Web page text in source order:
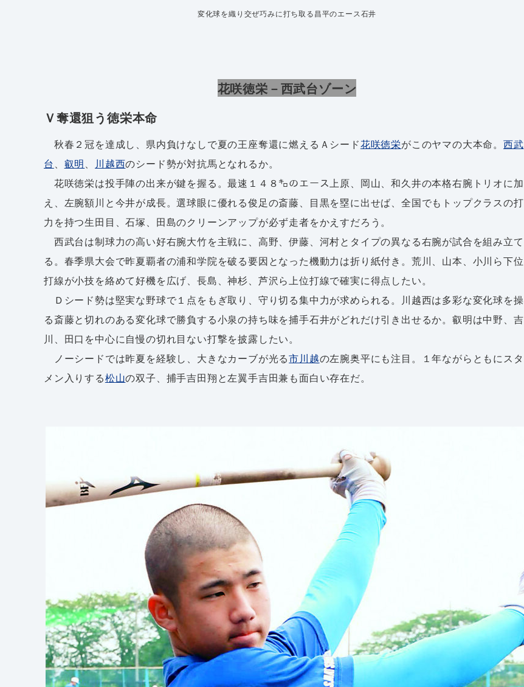
変化球を織り交ぜ巧みに打ち取る昌平のエース石井
花咲徳栄－西武台ゾーン
Ｖ奪還狙う徳栄本命
秋春２冠を達成し、県内負けなしで夏の王座奪還に燃えるＡシード花咲徳栄がこのヤマの大本命。西武
台 、 叡明、 川越西のシード勢が対抗馬となれるか。
花咲徳栄は投手陣の出来が鍵を握る。最速１４８㌔のエース上原、岡山、和久井の本格右腕トリオに加
え、左腕額川と今井が成長。選球眼に優れる俊足の斎藤、目黒を塁に出せば、全国でもトップクラスの打
力を持つ生田目、石塚、田島のクリーンアップが必ず走者をかえすだろう。
西武台は制球力の高い好右腕大竹を主戦に、高野、伊藤、河村とタイプの異なる右腕が試合を組み立て
る。春季県大会で昨夏覇者の浦和学院を破る要因となった機動力は折り紙付き。荒川、山本、小川ら下位
打線が小技を絡めて好機を広げ、長島、神杉、芦沢ら上位打線で確実に得点したい。
Ｄシード勢は堅実な野球で１点をもぎ取り、守り切る集中力が求められる。川越西は多彩な変化球を操
る斎藤と切れのある変化球で勝負する小泉の持ち味を捕手石井がどれだけ引き出せるか。叡明は中野、吉
川、田口を中心に自慢の切れ目ない打撃を披露したい。
ノーシードでは昨夏を経験し、大きなカーブが光る市川越の左腕奥平にも注目。１年ながらともにスタ
メン入りする松山の双子、捕手吉田翔と左翼手吉田兼も面白い存在だ。